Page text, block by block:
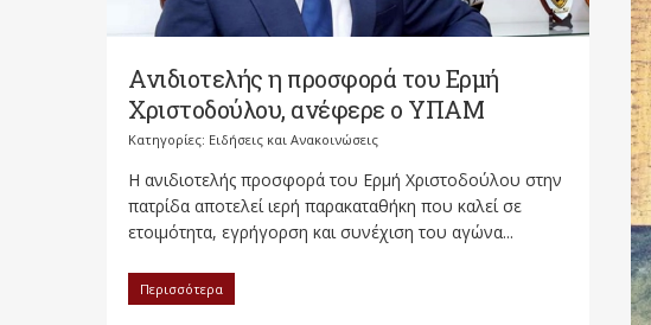
Ανιδιοτελής η προσφορά του Ερμή
Χριστοδούλου, ανέφερε ο ΥΠΑΜ
Κατηγορίες: Ειδήσεις και Ανακοινώσεις
Η ανιδιοτελής προσφορά του Ερμή Χριστοδούλου στην
πατρίδα αποτελεί ιερή παρακαταθήκη που καλεί σε
ετοιμότητα, εγρήγορση και συνέχιση του αγώνα...
Περισσότερα